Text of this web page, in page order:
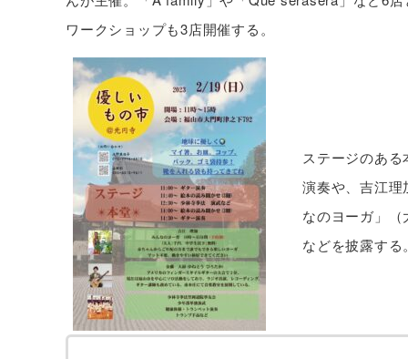
ワークショップも3店開催する。
ステージのあ
演奏や、吉江
なのヨーガ」
などを披露す